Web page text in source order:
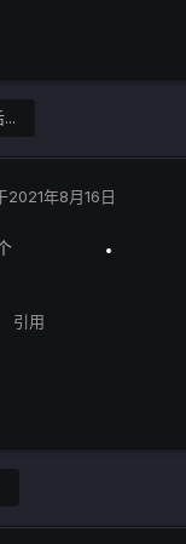
2021年8月16日
引用